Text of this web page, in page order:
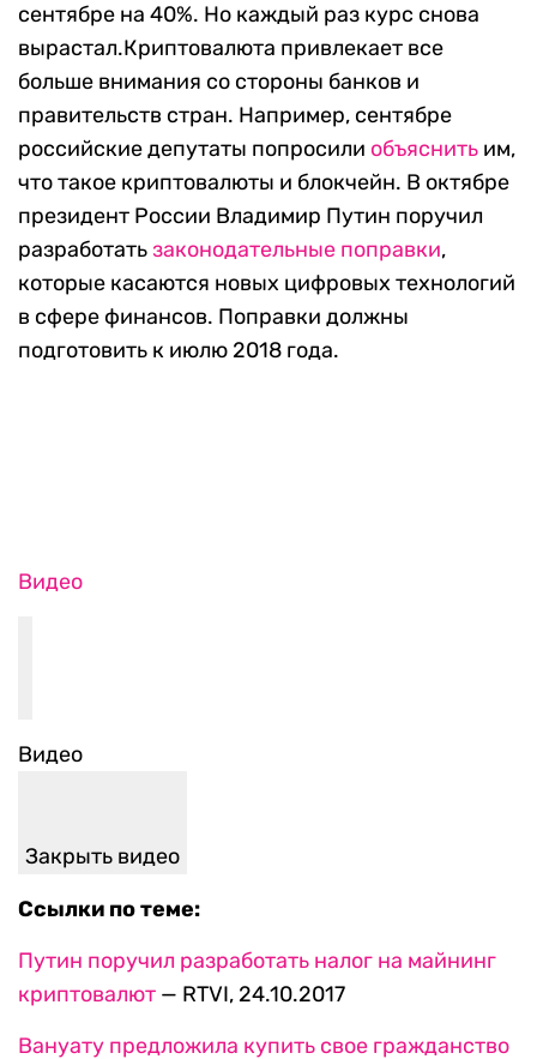
сентябре на 40%. Но каждый раз курс снова
вырастал.Криптовалюта привлекает все
больше внимания со стороны банков и
правительств стран. Например, сентябре
российские депутаты попросили объяснить им,
что такое криптовалюты и блокчейн. В октябре
президент России Владимир Путин поручил
разработатьзаконодательные поправки,
которые касаются новых цифровых технологий
в сфере финансов. Поправки должны
подготовить к июлю 2018 года.
Видео
Видео
Закрыть видео
Ссылки по теме:
Путин поручил разработать налог на майнинг
криптовалют — RTVI, 24.10.2017
Вануату предложила купить свое гражданство